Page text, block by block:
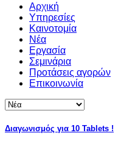
Αρχική
Υπηρεσίες
Καινοτομία
Νέα
Εργασία
Σεμινάρια
Προτάσεις αγορών
Επικοινωνία
Διαγωνισμός για 10 Tablets !